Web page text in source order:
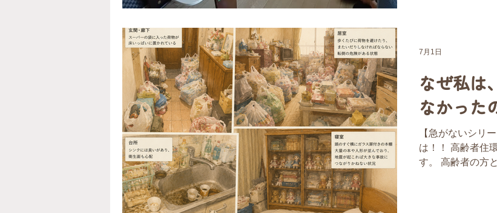
ご紹介します。
覧ください。 ■ ご相談の背景：離れて暮らす娘様の決断
とブログからの
しをされていた
が、今後の暮ら
少し離れた県へ
れて暮らす親の
なぜ私は
なかった
【急がないシリ
は！！ 高齢者住
す。 高齢者の方
7月1日